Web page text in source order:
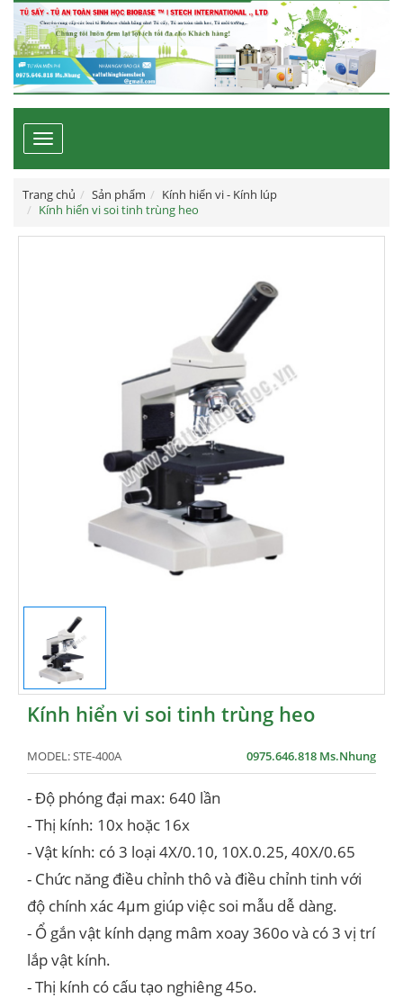
Toggle
navigation
Trang chủ Sản phẩm
Kính hiển vi - Kính lúp
Kính hiển vi soi tinh trùng heo
Kính hiển vi soi tinh trùng heo
MODEL:STE-400A 0975.646.818 Ms.Nhung
- Độ phóng đại max: 640 lần
- Thị kính: 10x hoặc 16x
- Vật kính: có 3 loại 4X/0.10, 10X.0.25, 40X/0.65
- Chức năng điều chỉnh thô và điều chỉnh tinh với
độ chính xác 4μm giúp việc soi mẫu dễ dàng.
- Ổ gắn vật kính dạng mâm xoay 360o và có 3 vị trí
lắp vật kính.
- Thị kính có cấu tạo nghiêng 45o.